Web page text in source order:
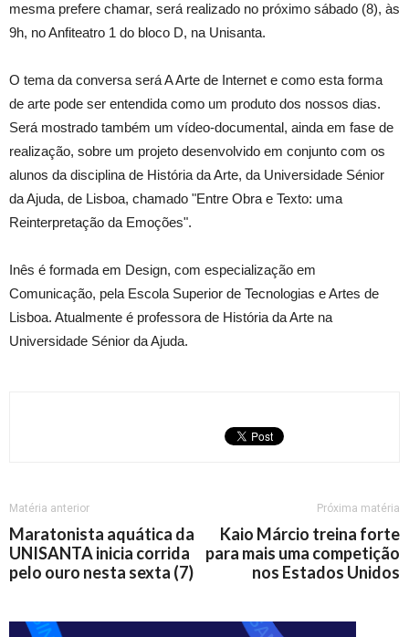
mesma prefere chamar, será realizado no próximo sábado (8), às
9h, no Anfiteatro 1 do bloco D, na Unisanta.
O tema da conversa será A Arte de Internet e como esta forma
de arte pode ser entendida como um produto dos nossos dias.
Será mostrado também um vídeo-documental, ainda em fase de
realização, sobre um projeto desenvolvido em conjunto com os
alunos da disciplina de História da Arte, da Universidade Sénior
da Ajuda, de Lisboa, chamado "Entre Obra e Texto: uma
Reinterpretação da Emoções".
Inês é formada em Design, com especialização em
Comunicação, pela Escola Superior de Tecnologias e Artes de
Lisboa. Atualmente é professora de História da Arte na
Universidade Sénior da Ajuda.
Matéria anterior
Maratonista aquática da
UNISANTA inicia corrida
pelo ouro nesta sexta (7)
Próxima matéria
Kaio Márcio treina forte
para mais uma competição
nos Estados Unidos